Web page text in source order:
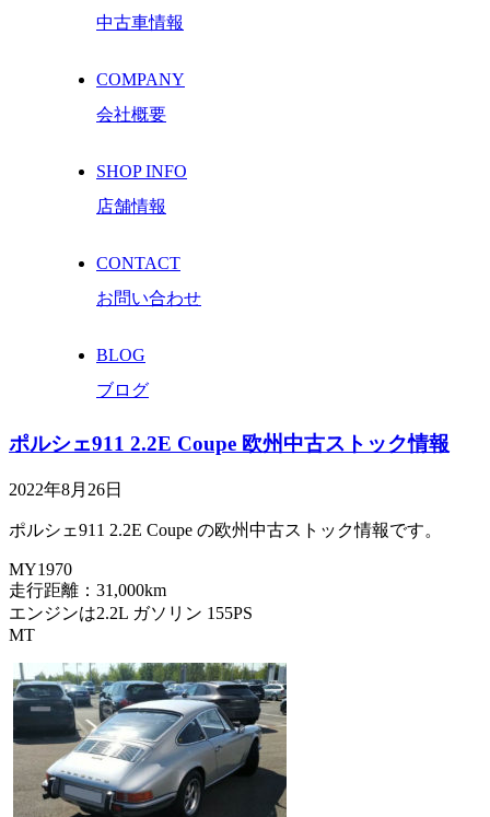
中古車情報
COMPANY
会社概要
SHOP INFO
店舗情報
CONTACT
お問い合わせ
BLOG
ブログ
ポルシェ911 2.2E Coupe 欧州中古ストック情報
2022年8月26日
ポルシェ911 2.2E Coupe の欧州中古ストック情報です。
MY1970
走行距離：31,000km
エンジンは2.2L ガソリン 155PS
MT